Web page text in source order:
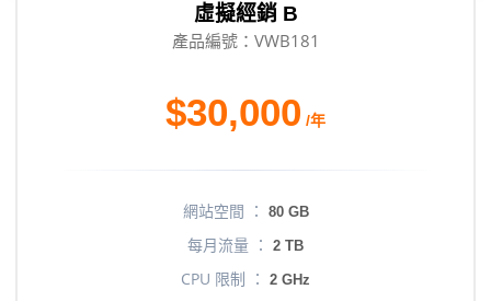
虛擬經銷 B
產品編號：VWB181
$30,000 /年
網站空間 ： 80 GB
每月流量 ： 2 TB
CPU 限制 ： 2 GHz